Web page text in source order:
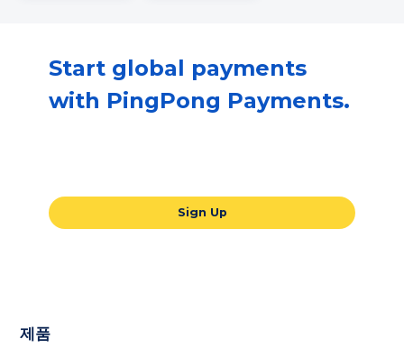
Start global payments
with PingPong Payments.
Sign Up
제품